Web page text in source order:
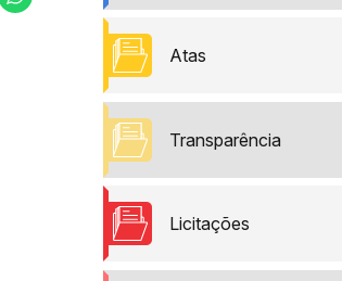
Atas
Transparência
Licitações